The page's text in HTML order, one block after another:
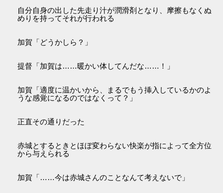
自分自身の出した先走り汁が潤滑剤となり、摩擦もなくぬ
めりを持ってそれが行われる
加賀「どうかしら？」
提督「加賀は……暖かい体してんだな……！」
加賀「適度に温かいから、まるでもう挿入しているかのよ
うな感覚になるのではなくって？」
正直その通りだった
赤城とするときとほぼ変わらない快楽が指によって全方位
から与えられる
加賀「……今は赤城さんのことなんて考えないで」